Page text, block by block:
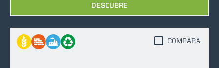
DESCUBRE
COMPARA